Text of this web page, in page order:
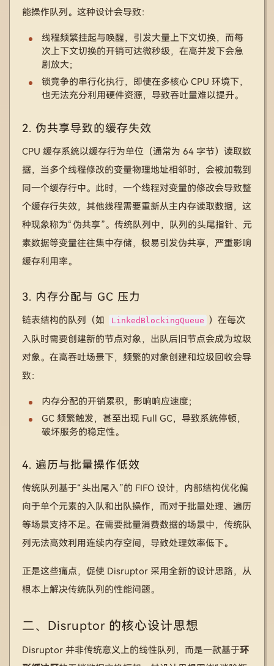
能操作队列。这种设计会导致：
线程频繁挂起与唤醒，引发大量上下文切换，而每
次上下文切换的开销可达微秒级，在高并发下会急
剧放大；
锁竞争的串行化执行，即使在多核心 CPU 环境下，
也无法充分利用硬件资源，导致吞吐量难以提升。
2. 伪共享导致的缓存失效
CPU 缓存系统以缓存行为单位（通常为 64 字节）读取数
据，当多个线程修改的变量物理地址相邻时，会被加载到
同一个缓存行中。此时，一个线程对变量的修改会导致整
个缓存行失效，其他线程需要重新从主内存读取数据，这
种现象称为“伪共享”。传统队列中，队列的头尾指针、元
素数据等变量往往集中存储，极易引发伪共享，严重影响
缓存利用率。
3. 内存分配与 GC 压力
链表结构的队列（如 LinkedBlockingQueue ）在每次
入队时需要创建新的节点对象，出队后旧节点会成为垃圾
对象。在高吞吐场景下，频繁的对象创建和垃圾回收会导
致：
内存分配的开销累积，影响响应速度；
GC 频繁触发，甚至出现 Full GC，导致系统停顿，
破坏服务的稳定性。
4. 遍历与批量操作低效
传统队列基于“头出尾入”的 FIFO 设计，内部结构优化偏
向于单个元素的入队和出队操作，而对于批量处理、遍历
等场景支持不足。在需要批量消费数据的场景中，传统队
列无法高效利用连续内存空间，导致处理效率低下。
正是这些痛点，促使 Disruptor 采用全新的设计思路，从
根本上解决传统队列的性能问题。
二、Disruptor 的核心设计思想
Disruptor 并非传统意义上的线性队列，而是一款基于环